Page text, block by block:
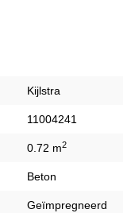
Kijlstra
11004241
0.72 m2
Beton
Geïmpregneerd